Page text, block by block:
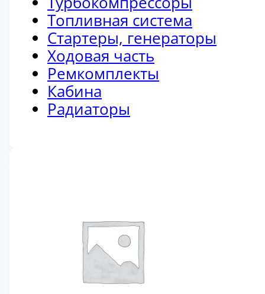
Топливная система
Стартеры, генераторы
Ходовая часть
Ремкомплекты
Кабина
Радиаторы